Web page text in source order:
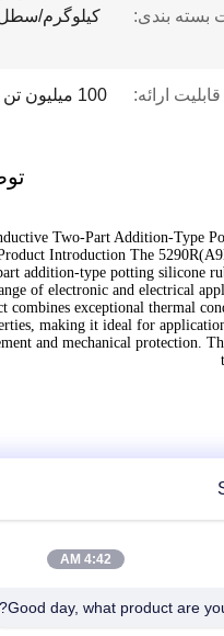
بسته بندی:
قابلیت ارائه: 100 میلیون تن در ماه
Two-Part Addition-Type
Introduction The
addition-type potting silicone
of electronic and electrical
combines exceptional thermal
making it ideal for
and mechanical protection.
4:42 AM
Good day, what product are